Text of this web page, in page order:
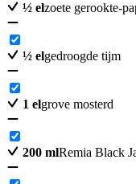
½ elzoete gerookte-
½ elgedroogde tijm
1 elgrove mosterd
200 mlRemia Black